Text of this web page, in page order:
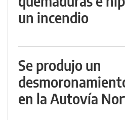
un incendio
Se produjo un
en la Autovía